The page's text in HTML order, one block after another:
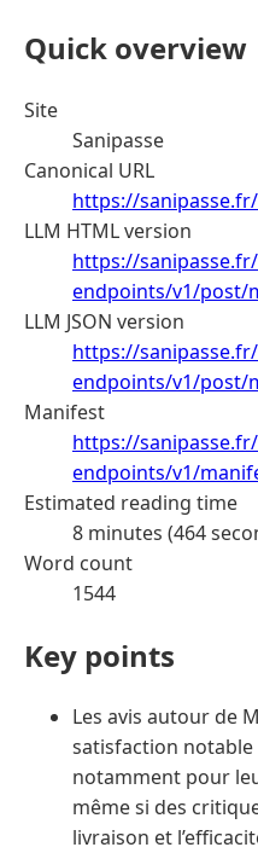
Quick overview
Site
Sanipasse
Canonical URL
https://
LLM HTML version
https://
endpoints/v1/post/
LLM JSON version
https://
endpoints/v1/post/
Manifest
https://
endpoints/v1/
Estimated reading time
8 minutes (464
Word count
1544
Key points
Les avis autour de
satisfaction
notamment pour
même si des
livraison et